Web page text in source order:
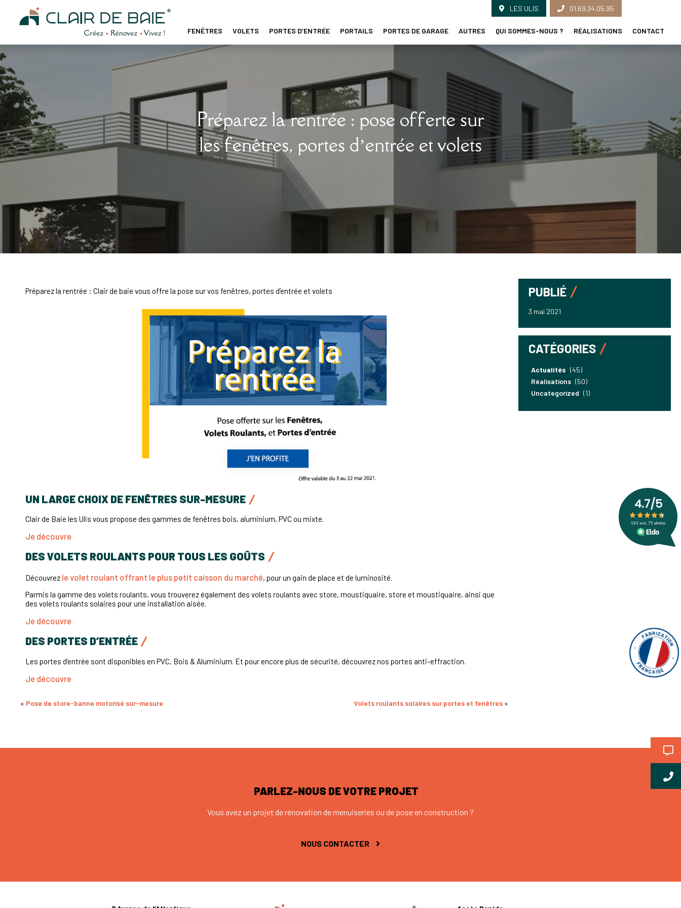
FENÊTRES VOLETS PORTES D’ENTRÉE PORTAILS PORTES DE GARAGE AUTRES QUI SOMMES-NOUS ? RÉALISATIONS CONTACT
LES ULIS 01.69.34.05.95
Préparez la rentrée : pose offerte sur
les fenêtres, portes d’entrée et volets
Préparez la rentrée : Clair de baie vous offre la pose sur vos fenêtres, portes d’entrée et volets
UN LARGE CHOIX DE FENÊTRES SUR-MESURE
Clair de Baie les Ulis vous propose des gammes de fenêtres bois, aluminium, PVC ou mixte.
Je découvre
DES VOLETS ROULANTS POUR TOUS LES GOÛTS
Découvrez le volet roulant offrant le plus petit caisson du marché, pour un gain de place et de luminosité.
Parmis la gamme des volets roulants, vous trouverez également des volets roulants avec store, moustiquaire, store et moustiquaire, ainsi que
des volets roulants solaires pour une installation aisée.
Je découvre
DES PORTES D’ENTRÉE
Les portes d’entrée sont disponibles en PVC, Bois & Aluminium. Et pour encore plus de sécurité, découvrez nos portes anti-effraction.
Je découvre
« Pose de store-banne motorisé sur-mesure Volets roulants solaires sur portes et fenêtres »
PUBLIÉ
3 mai 2021
CATÉGORIES
Actualités (45)
Réalisations (50)
Uncategorized (1)
PARLEZ-NOUS DE VOTRE PROJET
Vous avez un projet de rénovation de menuiseries ou de pose en construction ?
NOUS CONTACTER